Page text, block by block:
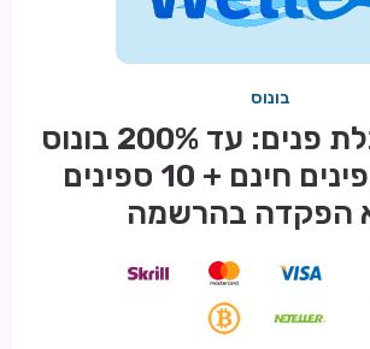
בונוס
חבילת קבלת פנים: עד 200% בונוס
+ 100 ספינים חינם + 10 ספינים
הפקדה בהרשמה